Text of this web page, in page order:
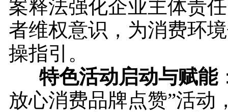
案释法强化企业主体责
者维权意识，为消费环
操指引。
特色活动启动与赋能
放心消费品牌点赞”活动